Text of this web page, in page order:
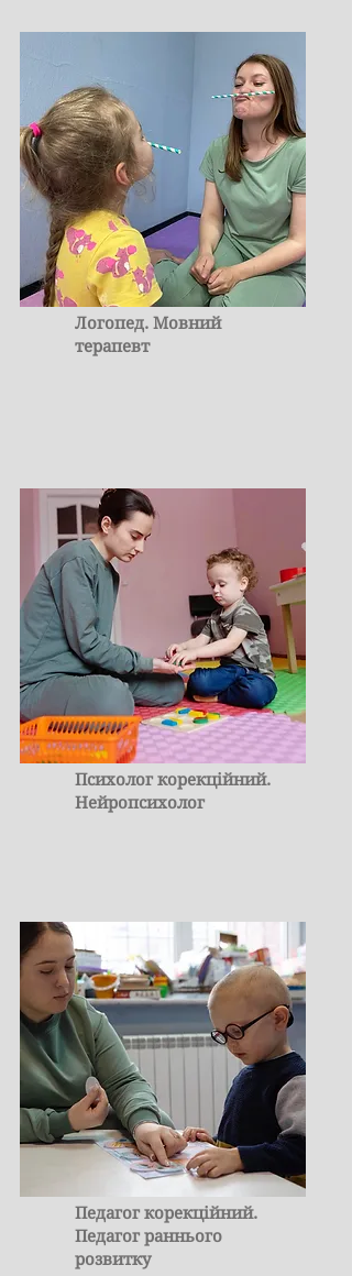
Логопед. Мовний
терапевт
Психолог корекційний.
Нейропсихолог
Педагог корекційний.
Педагог раннього
розвитку